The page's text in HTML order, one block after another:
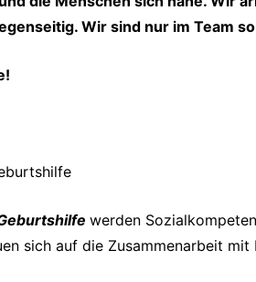
Wir sind nur im Team
werden
sich auf die Zusammenarbeit mit